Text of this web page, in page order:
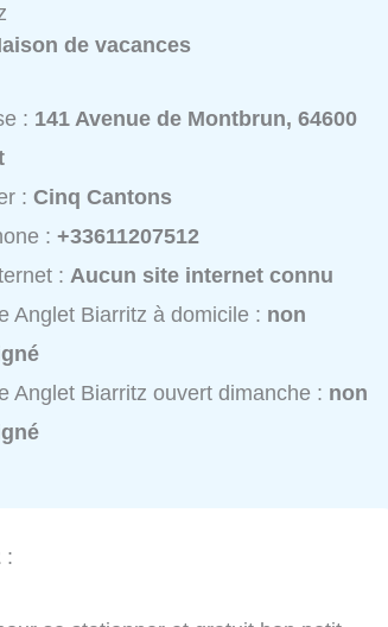
de vacances
: 141 Avenue de Montbrun, 64600
:Cinq Cantons
:+33611207512
:Aucun site internet connu
Anglet Biarritz à domicile : non
Anglet Biarritz ouvert dimanche : non
: